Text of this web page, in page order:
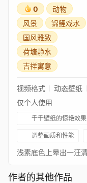
0
动物
风景
锦鲤戏水
国风雅致
荷塘静水
吉祥寓意
视频格式 动态壁纸
仅个人使用
千千壁纸的惊艳效果
调整画质和性能
作者的其他作品